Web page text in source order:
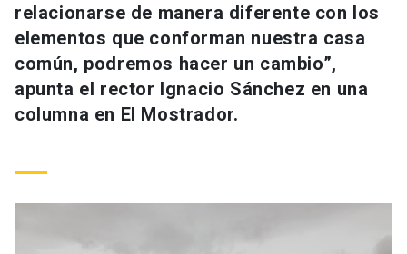
Académicos
Personal
Alumni launch
Admisión
Mi Cuenta UC launch
Correo UC launch
Medios
relacionarse de manera diferente con los
elementos que conforman nuestra casa
común, podremos hacer un cambio”,
apunta el rector Ignacio Sánchez en una
columna en El Mostrador.